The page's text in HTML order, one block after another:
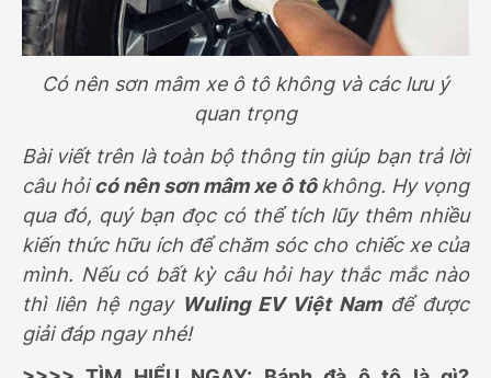
Có nên sơn mâm xe ô tô không và các lưu ý
quan trọng
Bài viết trên là toàn bộ thông tin giúp bạn trả lời
câu hỏicó nên sơn mâm xe ô tôkhông. Hy vọng
qua đó, quý bạn đọc có thể tích lũy thêm nhiều
kiến thức hữu ích để chăm sóc cho chiếc xe của
mình. Nếu có bất kỳ câu hỏi hay thắc mắc nào
thì liên hệ ngay Wuling EV Việt Namđể được
giải đáp ngay nhé!